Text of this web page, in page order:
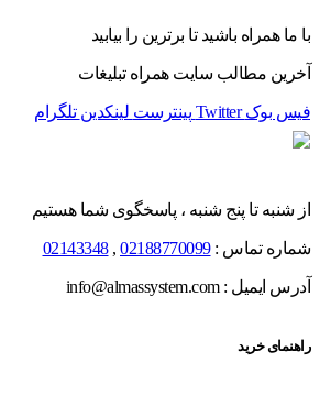
با ما همراه باشید تا برترین را بیابید
آخرین مطالب سایت همراه تبلیغات
فیس بوک Twitter پینترست لینکدین تلگرام
از شنبه تا پنج شنبه ، پاسخگوی شما هستیم
شماره تماس :02188770099
,
02143348
آدرس ایمیل : info@almassystem.com
راهنمای خرید